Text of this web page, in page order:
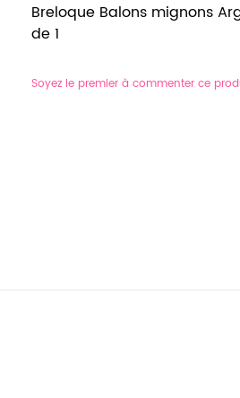
Breloque Balons mignons
de 1
Soyez le premier à commenter ce